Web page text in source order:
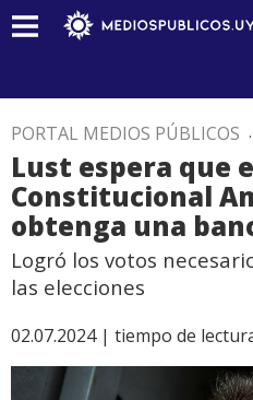
PORTAL MEDIOS PÚBLICOS .
Lust espera que
Constitucional
obtenga una
Logró los votos
las elecciones
02.07.2024 | tiempo de